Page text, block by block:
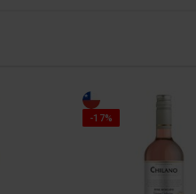
-17%